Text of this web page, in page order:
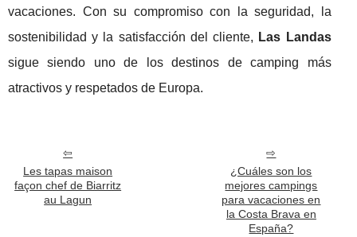
vacaciones. Con su compromiso con la seguridad, la
sostenibilidad y la satisfacción del cliente, Las Landas
sigue siendo uno de los destinos de camping más
atractivos y respetados de Europa.
Les tapas maison
façon chef de Biarritz
au Lagun
¿Cuáles son los
mejores campings
para vacaciones en
la Costa Brava en
España?